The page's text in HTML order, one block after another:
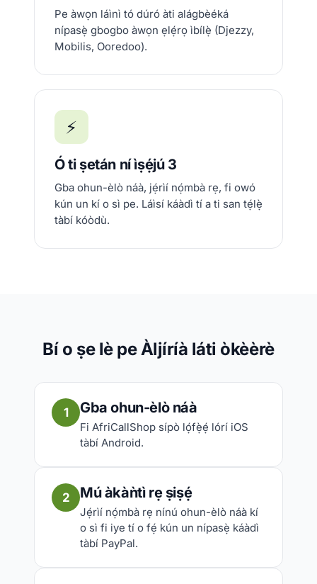
Pe àwọn láìnì tó dúró àti alágbèéká
nípasẹ̀ gbogbo àwọn ẹlẹ́rọ ìbílẹ̀ (Djezzy,
Mobilis, Ooredoo).
⚡
Ó ti ṣetán ní ìṣẹ́jú 3
Gba ohun-èlò náà, jẹ́rìí nọ́mbà rẹ, fi owó
kún un kí o sì pe. Láìsí káàdì tí a ti san tẹ́lẹ̀
tàbí kóòdù.
Bí o ṣe lè pe Àljíríà láti òkèèrè
1 Gba ohun-èlò náà
Fi AfriCallShop sípò lọ́fẹ̀ẹ́ lórí iOS
tàbí Android.
2 Mú àkàǹtì rẹ ṣiṣẹ́
Jẹ́rìí nọ́mbà rẹ nínú ohun-èlò náà kí
o sì fi iye tí o fẹ́ kún un nípasẹ̀ káàdì
tàbí PayPal.